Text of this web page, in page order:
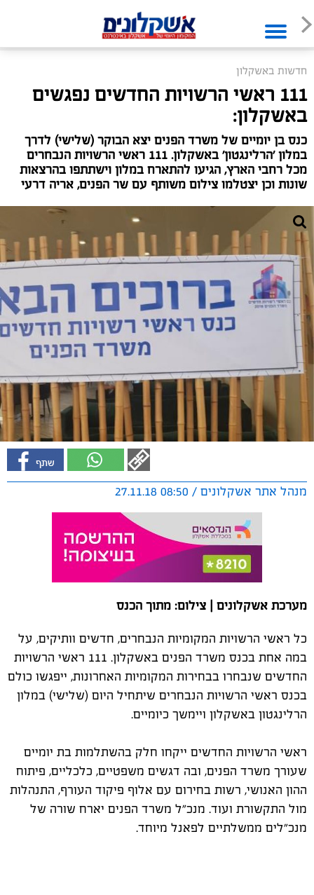
חדשות באשקלון
111 ראשי הרשויות החדשים נפגשים
באשקלון:
כנס בן יומיים של משרד הפנים יצא הבוקר (שלישי) לדרך
במלון 'הרלינגטון' באשקלון. 111 ראשי הרשויות הנבחרים
מכל רחבי הארץ, הגיעו להתארח במלון וישתתפו בהרצאות
שונות וכן יצטלמו צילום משותף עם שר הפנים, אריה דרעי
מנהל אתר אשקלונים / 08:50 27.11.18
מערכת אשקלונים | צילום: מתוך הכנס
כל ראשי הרשויות המקומיות הנבחרים, חדשים וותיקים, על
במה אחת בכנס משרד הפנים באשקלון. 111 ראשי הרשויות
החדשים שנבחרו בבחירות המקומיות האחרונות, ייפגשו כולם
בכנס ראשי הרשויות הנבחרים שיתחיל היום (שלישי) במלון
הרלינגטון באשקלון ויימשך כיומיים.
ראשי הרשויות החדשים ייקחו חלק בהשתלמות בת יומיים
שעורך משרד הפנים, ובה דגשים משפטיים, כלכליים, פיתוח
ההון האנושי, רשות בחירום עם אלוף פיקוד העורף, התנהלות
מול התקשורת ועוד. מנכ"ל משרד הפנים יארח שורה של
מנכ"לים ממשלתיים לפאנל מיוחד.